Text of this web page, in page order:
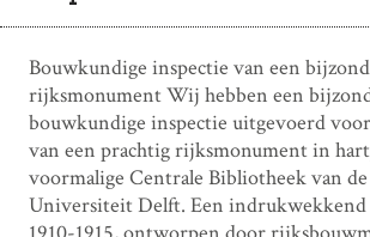
Bouwkundige inspectie van een
rijksmonument Wij hebben een
bouwkundige inspectie uitgevoerd
van een prachtig rijksmonument in
voormalige Centrale Bibliotheek van
Universiteit Delft. Een